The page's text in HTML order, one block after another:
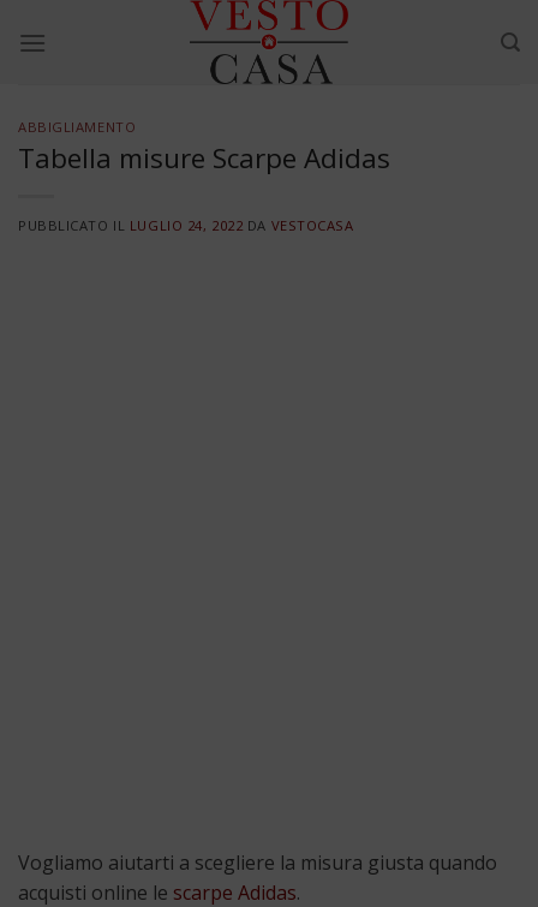
ABBIGLIAMENTO
Tabella misure Scarpe Adidas
PUBBLICATO IL LUGLIO 24, 2022 DA VESTOCASA
Vogliamo aiutarti a scegliere la misura giusta quando
acquisti online le scarpe Adidas.